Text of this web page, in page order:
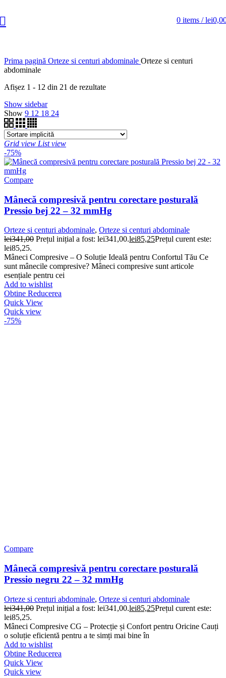
0 items / lei
Prima pagină Orteze si centuri abdominale Orteze si centuri
abdominale
Afișez 1 - 12 din 21 de rezultate
Show sidebar
Show 9 12 18 24
Grid view List view
-75%
Compare
Mânecă compresivă pentru corectare posturală
Pressio bej 22 – 32 mmHg
Orteze si centuri abdominale, Orteze si centuri abdominale
lei341,00 Prețul inițial a fost: lei341,00.lei85,25Prețul curent este:
lei85,25.
Mâneci Compresive – O Soluție Ideală pentru Confortul Tău Ce
sunt mânecile compresive? Mâneci compresive sunt articole
esențiale pentru cei
Add to wishlist
Obtine Reducerea
Quick View
Quick view
-75%
Compare
Mânecă compresivă pentru corectare posturală
Pressio negru 22 – 32 mmHg
Orteze si centuri abdominale, Orteze si centuri abdominale
lei341,00 Prețul inițial a fost: lei341,00.lei85,25Prețul curent este:
lei85,25.
Mâneci Compresive CG – Protecție și Confort pentru Oricine Cauți
o soluție eficientă pentru a te simți mai bine în
Add to wishlist
Obtine Reducerea
Quick View
Quick view